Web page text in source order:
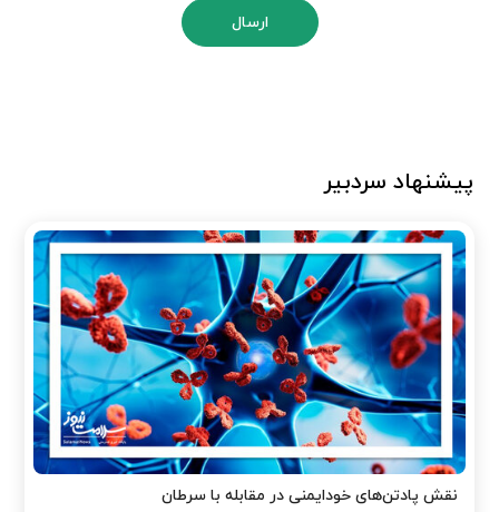
ارسال
پیشنهاد سردبیر
نقش پادتن‌های خودایمنی در مقابله با سرطان